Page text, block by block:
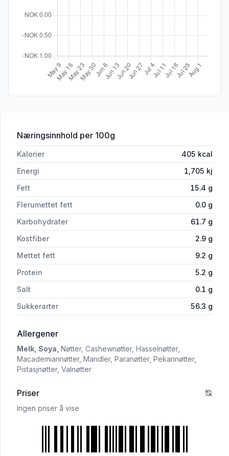
Næringsinnhold for 'Sun Maid Sjokoladerosiner 200g'
per 100g
Kalorier 405 kcal
Energi
1,705 kj
Fett
15.4 g
Flerumettet fett
0.0 g
Karbohydrater
61.7 g
Kostfiber
2.9 g
Mettet fett
9.2 g
Protein
5.2 g
Salt
0.1 g
Sukkerarter
56.3 g
Allergeneri 'Sun Maid Sjokoladerosiner 200g'
Melk, Soya, Nøtter, Cashewnøtter, Hasselnøtter,
Macademiannøtter, Mandler, Paranøtter, Pekannøtter,
Pistasjnøtter, Valnøtter
Priser
Ingen priser å vise